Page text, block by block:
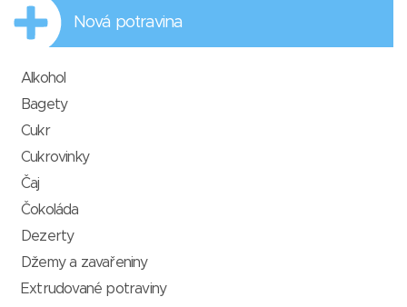
Nová potravina
Alkohol
Bagety
Cukr
Cukrovinky
Čaj
Čokoláda
Dezerty
Džemy a zavařeniny
Extrudované potraviny